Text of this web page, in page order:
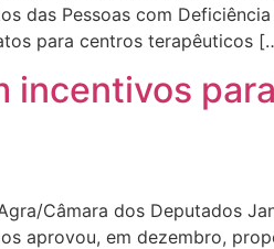
das Pessoas com
para centros terapêuticos
incentivos
Câmara dos Deputados
aprovou, em dezembro,